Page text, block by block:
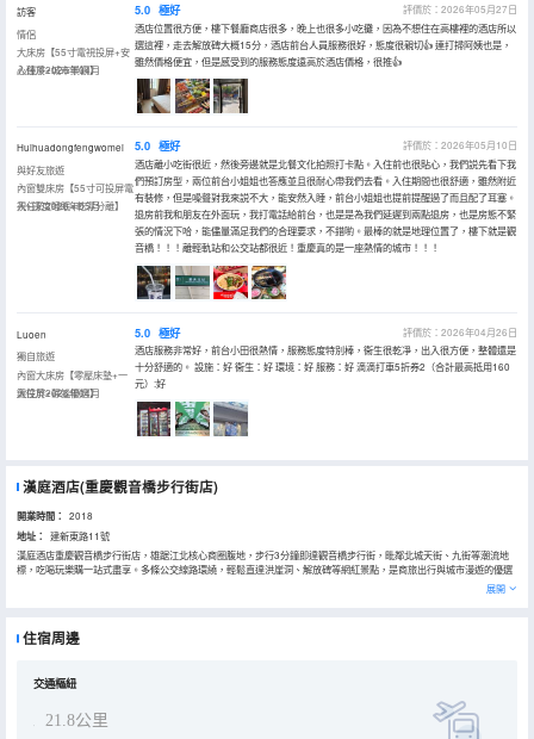
訪客
情侶
大床房【55寸電視投屏+安
心臻凈+城市景觀】
入住於2026年04月
5.0 極好
評價於：2026年05月27日
酒店位置很方便，樓下餐廳商店很多，晚上也很多小吃攤，因為不想住在高樓裡的酒店所以
選這裡，走去解放碑大概15分，酒店前台人員服務很好，態度很親切👍 連打掃阿姨也是，
雖然價格便宜，但是感受到的服務態度遠高於酒店價格，很推👍
Huihuadongfengwomei
與好友旅遊
內窗雙床房【55寸可投屏電
視+深度睡眠+乾濕分離】
入住於2026年05月
5.0 極好
評價於：2026年05月10日
酒店離小吃街很近，然後旁邊就是北餐文化拍照打卡點。入住前也很貼心，我們説先看下我
們預訂房型，兩位前台小姐姐也答應並且很耐心帶我們去看。入住期間也很舒適，雖然附近
有裝修，但是噪聲對我來説不大，能安然入睡，前台小姐姐也提前提醒過了而且配了耳塞。
退房前我和朋友在外面玩，我打電話給前台，也是是為我們延遲到兩點退房，也是房態不緊
張的情況下哈，能儘量滿足我們的合理要求，不錯喲。最棒的就是地理位置了，樓下就是觀
音橋！！！離輕軌站和公交站都很近！重慶真的是一座熱情的城市！！！
Luoen
獨自旅遊
內窗大床房【零壓床墊+一
鍵投屏+靜謐優選】
入住於2026年04月
5.0 極好
評價於：2026年04月26日
酒店服務非常好，前台小田很熱情，服務態度特別棒，衞生很乾凈，出入很方便，整體還是
十分舒適的。 設施：好 衞生：好 環境：好 服務：好 滴滴打車5折券2（合計最高抵用160
元）:好
漢庭酒店(重慶觀音橋步行街店)
開業時間： 2018
地址：
建新東路11號
漢庭酒店重慶觀音橋步行街店，雄踞江北核心商圈腹地，步行3分鐘即達觀音橋步行街，毗鄰北城天街、九街等潮流地
標，吃喝玩樂購一站式盡享。多條公交線路環繞，輕鬆直達洪崖洞、解放碑等網紅景點，是商旅出行與城市漫遊的優選
之選。 店內延續漢庭簡約舒適的設計風格，客房配備恒温恒壓熱水系統與免費高速WiFi，部分房型可俯瞰商圈繁華夜
景。升級配置的智能馬桶、高清投屏電視，讓旅途休憩更具品質感。酒店打造的“一城一味”自助早餐，除了中西式經典
與會客需求。無論你是穿梭於商圈的商務人士，還是打卡山城的遊客，漢庭酒店重慶觀音橋步行街店都以貼心便捷的服
展開
住宿周邊
交通樞紐
21.8公里